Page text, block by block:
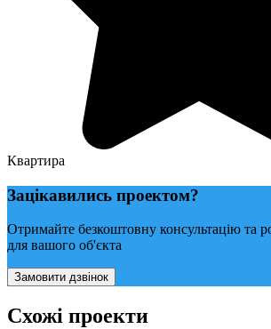
Квартира
Зацікавились проектом?
Отримайте безкоштовну консультацію та
для вашого об'єкта
Замовити дзвінок
Схожі проекти